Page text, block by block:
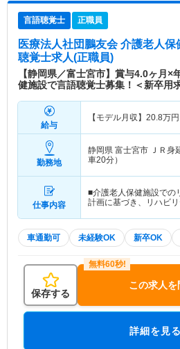
言語聴覚士 正職員
医療法人社団鵬友会 介護老人保
聴覚士求人(正職員)
【静岡県／富士宮市】賞与4.0ヶ月
健施設で言語聴覚士募集！＜新卒用
給与
【モデル月収】 20.8万円
勤務地
静岡県 富士宮市 ＪＲ身
車20分）
仕事内容
■介護老人保健施設での
計画に基づき、リハビ
車通勤可 未経験OK 新卒OK
保存する
この求人
詳細を見る